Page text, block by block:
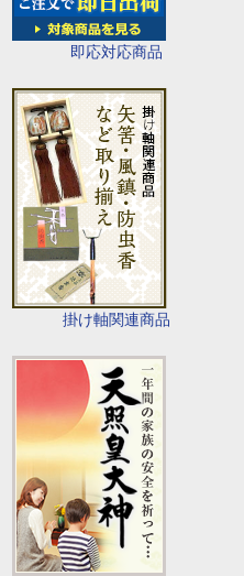
即応対応商品
掛け軸関連商品